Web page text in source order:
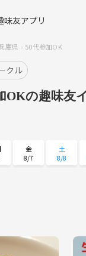
味友アプリ
庫県 50代参加OK
クル
OKの趣味友
金
8/7
土
8/8